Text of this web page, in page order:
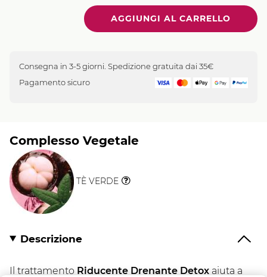
Consegna in 3-5 giorni. Spedizione gratuita dai 35€
Pagamento sicuro
Complesso Vegetale
Il
TÈ VERDE
Descrizione
Il trattamento Riducente Drenante Detox aiuta a